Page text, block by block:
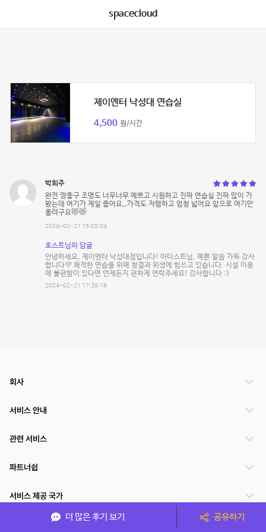
spacecloud
제이엔터 낙성대 연습실
4,500 원/시간
박희주
완전 짱좋구 조명도 너무너무 예쁘고 시원하고 진짜 연습실 진짜 많이 가
봤는데 여기가 제일 좋아요,,가격도 저렴하고 엄청 넓어요 앞으로 여기만
올려구요😻😻
2024-02-21 15:05:04
호스트님의 답글
안녕하세요, 제이엔터 낙성대점입니다! 아티스트님, 예쁜 말씀 가득 감사
합니다💜 쾌적한 연습을 위해 청결과 위생에 힘쓰고 있습니다. 시설 이용
에 불편함이 있다면 언제든지 편하게 연락주세요! 감사합니다 :)
2024-02-21 17:39:18
더 많은 후기 보기 공유하기
회사
서비스 안내
관련 서비스
파트너쉽
서비스 제공 국가